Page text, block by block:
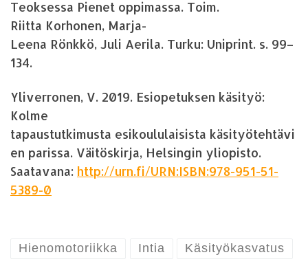
Teoksessa Pienet oppimassa. Toim.
Riitta Korhonen, Marja-
Leena Rönkkö, Juli Aerila. Turku: Uniprint. s. 99–
134.
Yliverronen, V. 2019. Esiopetuksen käsityö:
Kolme
tapaustutkimusta esikoululaisista käsityötehtävi
en parissa. Väitöskirja, Helsingin yliopisto.
Saatavana: http://urn.fi/URN:ISBN:978-951-51-
5389-0
Hienomotoriikka Intia Käsityökasvatus